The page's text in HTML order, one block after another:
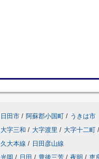
日田市 / 阿蘇郡小国町 / うきは市
大字三和 / 大字渡里 / 大字十二町 /
久大本線 / 日田彦山線
光岡 / 日田 / 豊後三芳 / 夜明 / 恵